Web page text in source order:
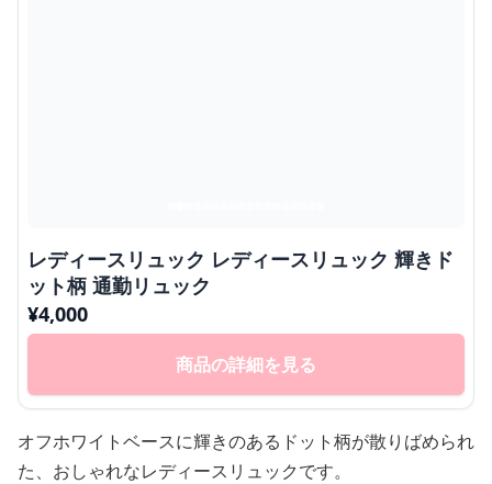
レディースリュック レディースリュック 輝きド
ット柄 通勤リュック
¥4,000
商品の詳細を見る
オフホワイトベースに輝きのあるドット柄が散りばめられ
た、おしゃれなレディースリュックです。